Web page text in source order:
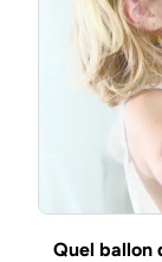
Quel ballon